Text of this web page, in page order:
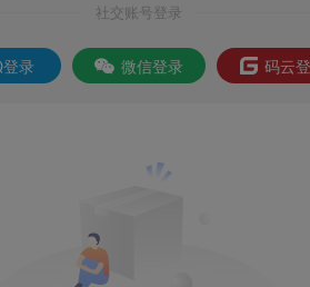
社交账号登录
录 微信登录 码云